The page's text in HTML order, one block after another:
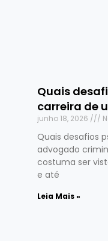
Quais
carreira de
junho 18, 2026
Quais desafios
advogado
costuma ser
e até
Leia Mais »